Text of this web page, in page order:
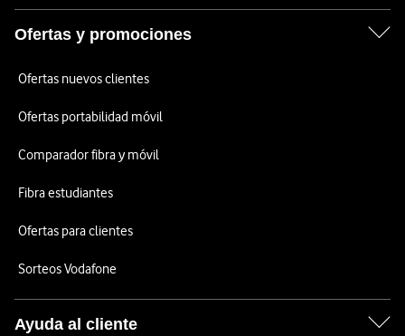
Ofertas y promociones
Ofertas nuevos clientes
Ofertas portabilidad móvil
Comparador fibra y móvil
Fibra estudiantes
Ofertas para clientes
Sorteos Vodafone
Ayuda al cliente